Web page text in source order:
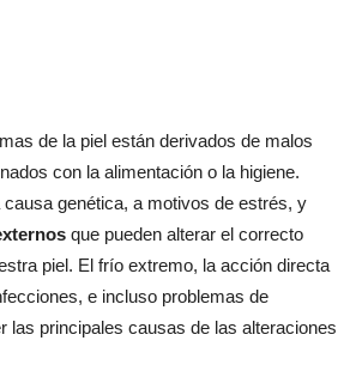
de la piel están derivados de malos
con la alimentación o la higiene.
genética, a motivos de estrés, y
que pueden alterar el correcto
piel. El frío extremo, la acción directa
e incluso problemas de
las principales causas de las alteraciones